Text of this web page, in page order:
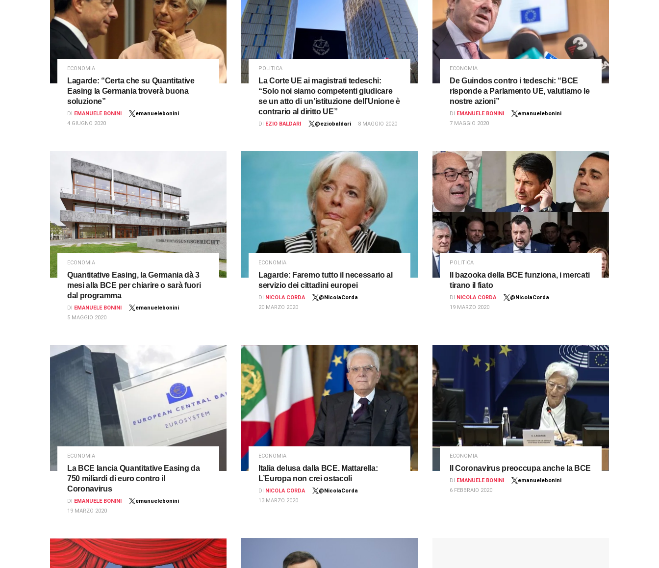
ECONOMIA
Lagarde: “Certa che su Quantitative
Easing la Germania troverà buona
soluzione”
DI EMANUELE BONINI
emanuelebonini
4 GIUGNO 2020
POLITICA
La Corte UE ai magistrati tedeschi:
“Solo noi siamo competenti giudicare
se un atto di un’istituzione dell’Unione è
contrario al diritto UE”
DI EZIO BALDARI @eziobaldari 8 MAGGIO 2020
ECONOMIA
De Guindos contro i tedeschi: “BCE
risponde a Parlamento UE, valutiamo le
nostre azioni”
DI EMANUELE BONINI
emanuelebonini
7 MAGGIO 2020
ECONOMIA
Quantitative Easing, la Germania dà 3
mesi alla BCE per chiarire o sarà fuori
dal programma
DI EMANUELE BONINI
emanuelebonini
5 MAGGIO 2020
ECONOMIA
Lagarde: Faremo tutto il necessario al
servizio dei cittadini europei
DI NICOLA CORDA
@NicolaCorda
20 MARZO 2020
POLITICA
Il bazooka della BCE funziona, i mercati
tirano il fiato
DI NICOLA CORDA
@NicolaCorda
19 MARZO 2020
ECONOMIA
La BCE lancia Quantitative Easing da
750 miliardi di euro contro il
Coronavirus
DI EMANUELE BONINI
emanuelebonini
19 MARZO 2020
ECONOMIA
Italia delusa dalla BCE. Mattarella:
L’Europa non crei ostacoli
DI NICOLA CORDA
@NicolaCorda
13 MARZO 2020
ECONOMIA
Il Coronavirus preoccupa anche la BCE
DI EMANUELE BONINI
emanuelebonini
6 FEBBRAIO 2020